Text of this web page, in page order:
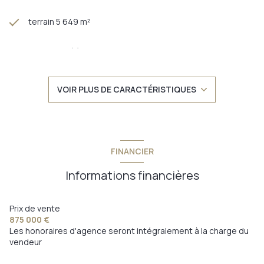
terrain 5 649 m²
7 chambre(s)
cuisine américaine (équipée)
2 niveau(x)
VOIR PLUS DE CARACTÉRISTIQUES
FINANCIER
Informations financières
Prix de vente
875 000 €
Les honoraires d'agence seront intégralement à la charge du
vendeur